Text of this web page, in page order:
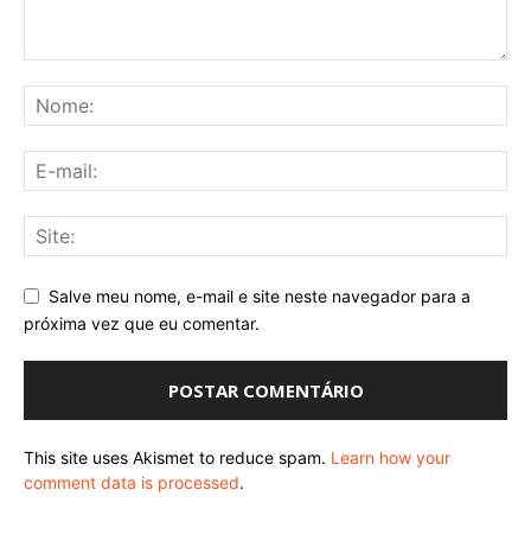
Salve meu nome, e-mail e site neste navegador para a
próxima vez que eu comentar.
This site uses Akismet to reduce spam. Learn how your
comment data is processed.